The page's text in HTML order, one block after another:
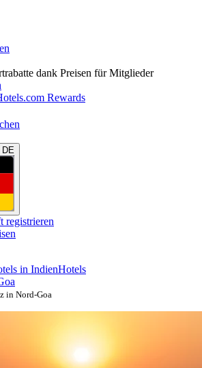
dank Preisen für Mitglieder
Rewards
DE
registrieren
in IndienHotels
in Nord-Goa